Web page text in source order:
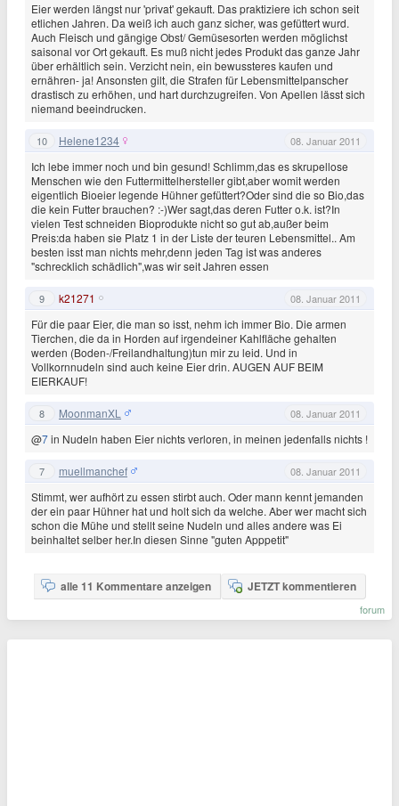
Eier werden längst nur 'privat' gekauft. Das praktiziere ich schon seit
etlichen Jahren. Da weiß ich auch ganz sicher, was gefüttert wurd.
Auch Fleisch und gängige Obst/ Gemüsesorten werden möglichst
saisonal vor Ort gekauft. Es muß nicht jedes Produkt das ganze Jahr
über erhältlich sein. Verzicht nein, ein bewussteres kaufen und
ernähren- ja! Ansonsten gilt, die Strafen für Lebensmittelpanscher
drastisch zu erhöhen, und hart durchzugreifen. Von Apellen lässt sich
niemand beeindrucken.
10 Helene1234 08. Januar 2011
Ich lebe immer noch und bin gesund! Schlimm,das es skrupellose
Menschen wie den Futtermittelhersteller gibt,aber womit werden
eigentlich Bioeier legende Hühner gefüttert?Oder sind die so Bio,das
die kein Futter brauchen? :-)Wer sagt,das deren Futter o.k. ist?In
vielen Test schneiden Bioprodukte nicht so gut ab,außer beim
Preis:da haben sie Platz 1 in der Liste der teuren Lebensmittel.. Am
besten isst man nichts mehr,denn jeden Tag ist was anderes
"schrecklich schädlich",was wir seit Jahren essen
9 k21271 08. Januar 2011
Für die paar Eier, die man so isst, nehm ich immer Bio. Die armen
Tierchen, die da in Horden auf irgendeiner Kahlfläche gehalten
werden (Boden-/Freilandhaltung)tun mir zu leid. Und in
Vollkornnudeln sind auch keine Eier drin. AUGEN AUF BEIM
EIERKAUF!
8 MoonmanXL 08. Januar 2011
@7in Nudeln haben Eier nichts verloren, in meinen jedenfalls nichts !
7 muellmanchef 08. Januar 2011
Stimmt, wer aufhört zu essen stirbt auch. Oder mann kennt jemanden
der ein paar Hühner hat und holt sich da welche. Aber wer macht sich
schon die Mühe und stellt seine Nudeln und alles andere was Ei
beinhaltet selber her.In diesen Sinne "guten Apppetit"
alle 11 Kommentare anzeigen JETZT kommentieren
forum